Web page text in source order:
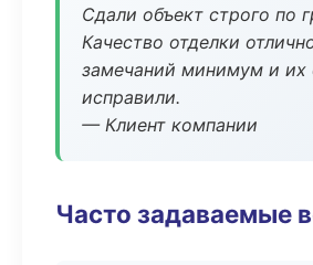
Сдали объект строго по
Качество отделки
замечаний минимум и их
исправили.
— Клиент компании
Часто задаваемые